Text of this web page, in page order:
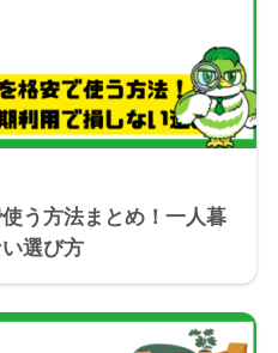
う方法まとめ！一人暮
選び方